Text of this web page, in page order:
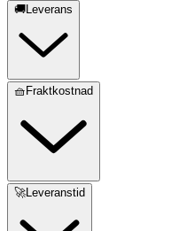
🚚Leverans
🧺Fraktkostnad
🚀Leveranstid